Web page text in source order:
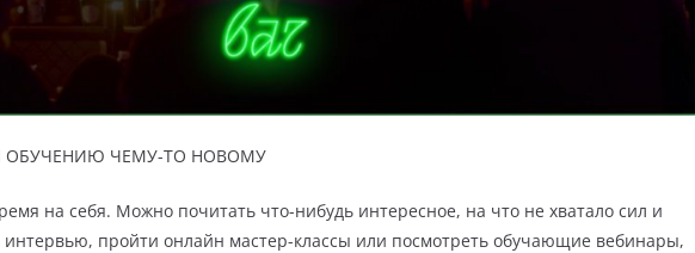
ОБУЧЕНИЮ ЧЕМУ-ТО НОВОМУ
на себя. Можно почитать что-нибудь интересное, на что не хватало сил и
интервью, пройти онлайн мастер-классы или посмотреть обучающие вебинары,